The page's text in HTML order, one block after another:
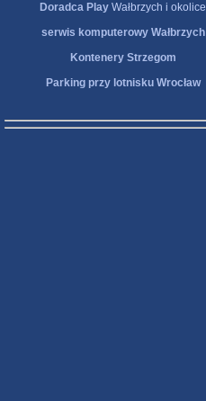
Doradca Play Wałbrzych i okolice
serwis komputerowy Wałbrzych
Kontenery Strzegom
Parking przy lotnisku Wrocław